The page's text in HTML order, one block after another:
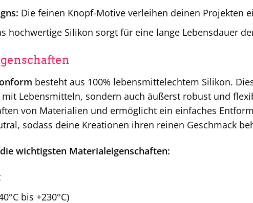
Die feinen Knopf-Motive verleihen deinen Projekten
hochwertige Silikon sorgt für eine lange Lebensdauer
besteht aus 100% lebensmittelechtem Silikon.
Lebensmitteln, sondern auch äußerst robust und
von Materialien und ermöglicht ein einfaches
sodass deine Kreationen ihren reinen Geschmack
wichtigsten Materialeigenschaften:
bis +230°C)